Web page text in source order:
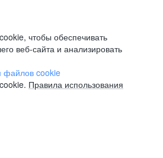
чтобы обеспечивать
веб-сайта и анализировать
файлов cookie
Правила использования